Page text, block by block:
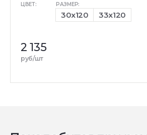
ЦВЕТ: РАЗМЕР:
30x120 33x120
2 135
руб/шт